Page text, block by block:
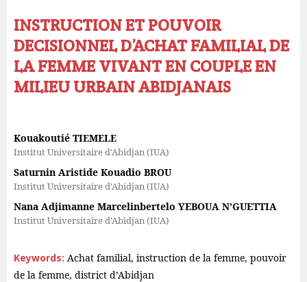
INSTRUCTION ET POUVOIR
DECISIONNEL D’ACHAT FAMILIAL DE
LA FEMME VIVANT EN COUPLE EN
MILIEU URBAIN ABIDJANAIS
Kouakoutié TIEMELE
Institut Universitaire d’Abidjan (IUA)
Saturnin Aristide Kouadio BROU
Institut Universitaire d’Abidjan (IUA)
Nana Adjimanne Marcelinbertelo YEBOUA N’GUETTIA
Institut Universitaire d’Abidjan (IUA)
Keywords: Achat familial, instruction de la femme, pouvoir
de la femme, district d’Abidjan